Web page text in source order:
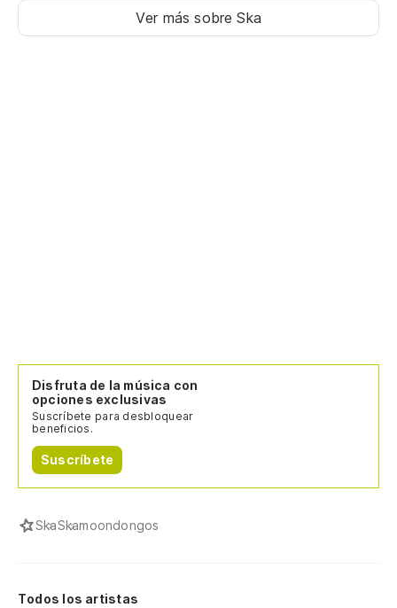
Ver más sobre Ska
Disfruta de la música con
opciones exclusivas
Suscríbete para desbloquear
beneficios.
Suscríbete
SkaSkamoondongos
Todos los artistas